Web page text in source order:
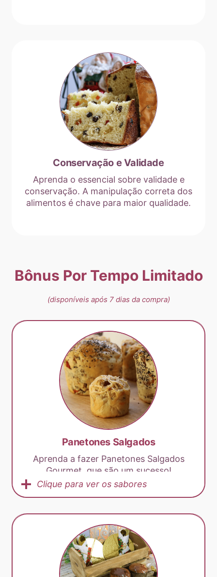
Conservação e Validade
Aprenda o essencial sobre validade e
conservação. A manipulação correta dos
alimentos é chave para maior qualidade.
Bônus Por Tempo Limitado
(disponíveis após 7 dias da compra)
Panetones Salgados
Aprenda a fazer Panetones Salgados
Gourmet, que são um sucesso!
Clique para ver os sabores